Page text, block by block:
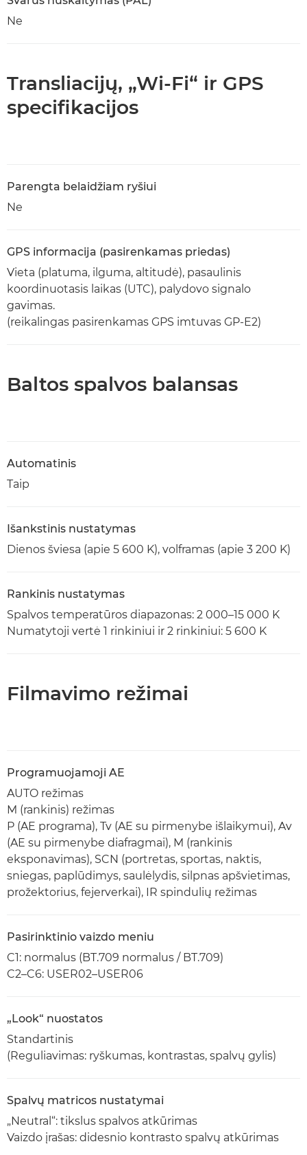
Ne
Transliacijų, „Wi-Fi“ ir GPS
specifikacijos
Parengta belaidžiam ryšiui
Ne
GPS informacija (pasirenkamas priedas)
Vieta (platuma, ilguma, altitudė), pasaulinis
koordinuotasis laikas (UTC), palydovo signalo
gavimas.
(reikalingas pasirenkamas GPS imtuvas GP-E2)
Baltos spalvos balansas
Automatinis
Taip
Išankstinis nustatymas
Dienos šviesa (apie 5 600 K), volframas (apie 3 200 K)
Rankinis nustatymas
Spalvos temperatūros diapazonas: 2 000–15 000 K
Numatytoji vertė 1 rinkiniui ir 2 rinkiniui: 5 600 K
Filmavimo režimai
Programuojamoji AE
AUTO režimas
M (rankinis) režimas
P (AE programa), Tv (AE su pirmenybe išlaikymui), Av
(AE su pirmenybe diafragmai), M (rankinis
eksponavimas), SCN (portretas, sportas, naktis,
sniegas, paplūdimys, saulėlydis, silpnas apšvietimas,
prožektorius, fejerverkai), IR spindulių režimas
Pasirinktinio vaizdo meniu
C1: normalus (BT.709 normalus / BT.709)
C2–C6: USER02–USER06
„Look“ nuostatos
Standartinis
(Reguliavimas: ryškumas, kontrastas, spalvų gylis)
Spalvų matricos nustatymai
„Neutral“: tikslus spalvos atkūrimas
Vaizdo įrašas: didesnio kontrasto spalvų atkūrimas